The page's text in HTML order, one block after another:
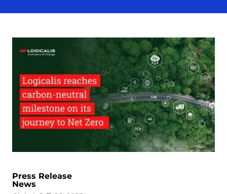
Press Release
News